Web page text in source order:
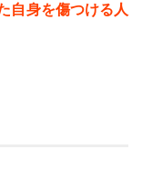
自身を傷つける人